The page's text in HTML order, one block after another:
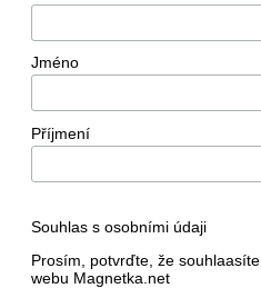
Jméno
Příjmení
Souhlas s osobními údaji
Prosím, potvrďte, že
webu Magnetka.net